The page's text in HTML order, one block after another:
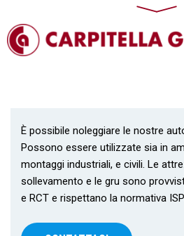
È possibile noleggiare le nostre
Possono essere utilizzate sia in
montaggi industriali, e civili. Le
sollevamento e le gru sono
e RCT e rispettano la normativa